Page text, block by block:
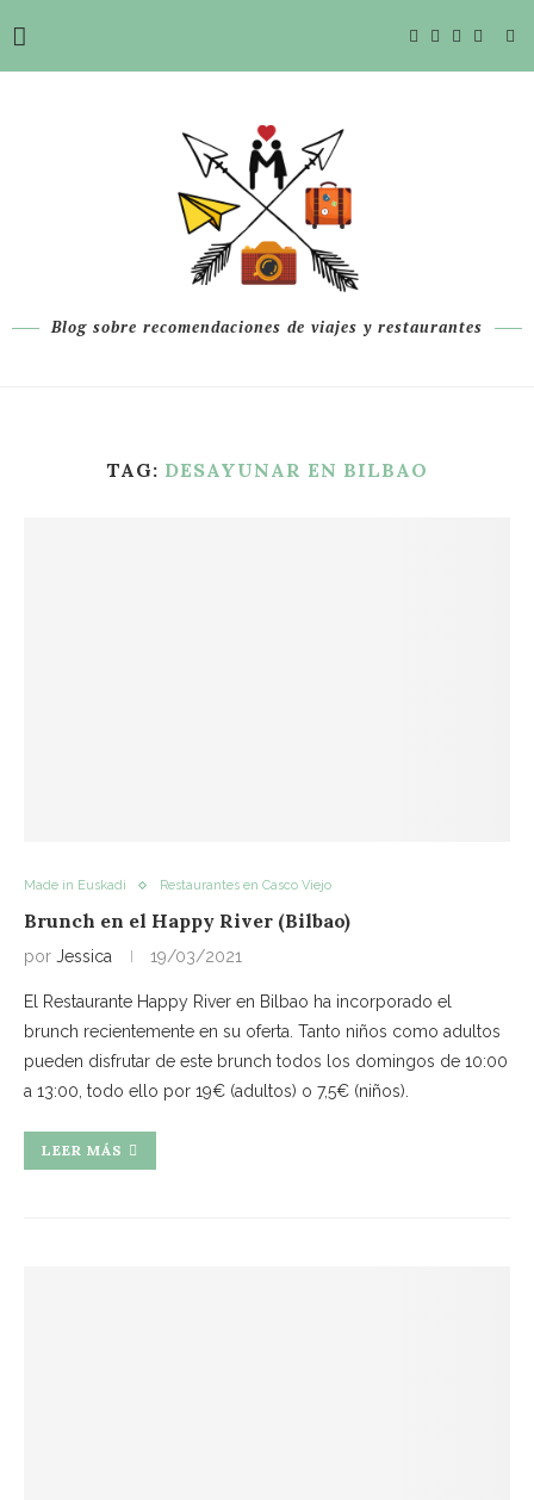
Blog sobre recomendaciones de viajes y restaurantes
TAG: DESAYUNAR EN BILBAO
Made in Euskadi Restaurantes en Casco Viejo
Brunch en el Happy River (Bilbao)
por Jessica 19/03/2021
El Restaurante Happy River en Bilbao ha incorporado el
brunch recientemente en su oferta. Tanto niños como adultos
pueden disfrutar de este brunch todos los domingos de 10:00
a 13:00, todo ello por 19€ (adultos) o 7,5€ (niños).
LEER MÁS